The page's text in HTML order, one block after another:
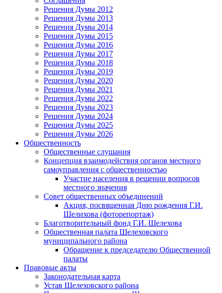
Решения Думы 2012
Решения Думы 2013
Решения Думы 2014
Решения Думы 2015
Решения Думы 2016
Решения Думы 2017
Решения Думы 2018
Решения Думы 2019
Решения Думы 2020
Решения Думы 2021
Решения Думы 2022
Решения Думы 2023
Решения Думы 2024
Решения Думы 2025
Решения Думы 2026
Общественность
Общественные слушания
Концепция взаимодействия органов местного
самоуправления с общественностью
Участие населения в решении вопросов
местного значения
Совет общественных объединений
Акция, посвященная Дню рождения Г.И.
Шелихова (фоторепортаж)
Благотворительный фонд Г.И. Шелехова
Общественная палата Шелеховского
муниципального района
Обращение к председателю Общественной
палаты
Правовые акты
Законодательная карта
Устав Шелеховского района